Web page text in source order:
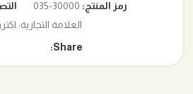
رمز المنتج: 30000-035
العلامة التجارية:
Share: